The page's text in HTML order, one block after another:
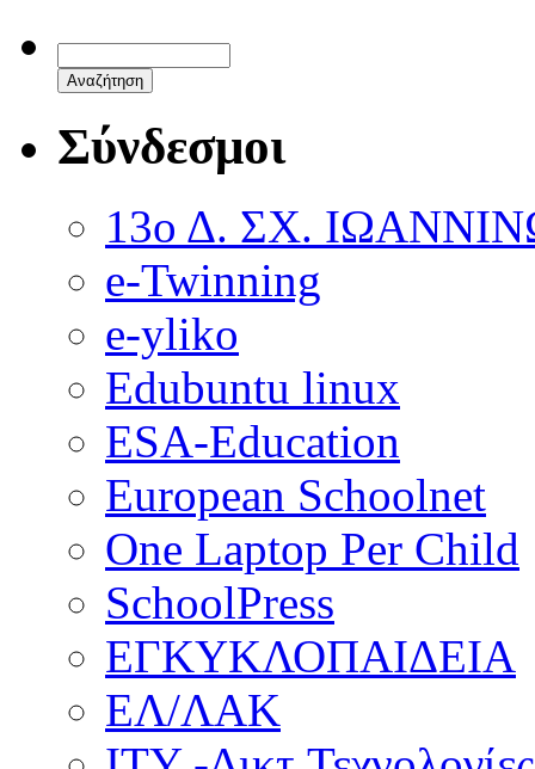
Σύνδεσμοι
13ο Δ. ΣΧ.
e-Twinning
e-yliko
Edubuntu linux
ESA-Education
European Schoolnet
One Laptop Per Child
SchoolPress
ΕΓΚΥΚΛΟΠΑΙΔΕΙΑ
ΕΛ/ΛΑΚ